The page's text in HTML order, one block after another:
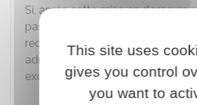
Si, après cette mise en demeure,
pas votre cotisation, un nouveau
recommandé avec accusé de
adressé. Vous serez alors
exclusion et des motifs.
This site uses
gives you control
you want to